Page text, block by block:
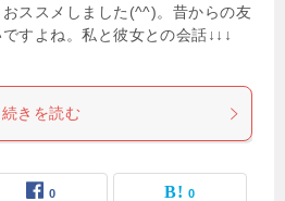
ススメしました(^^)。昔からの友
すよね。私と彼女との会話↓↓↓
続きを読む
0 0